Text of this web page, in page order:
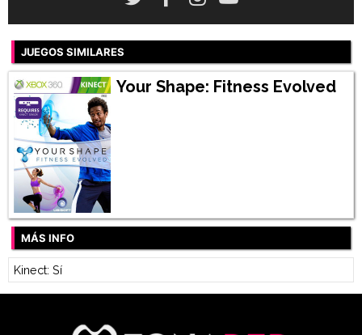
JUEGOS SIMILARES
Your Shape: Fitness Evolved
MÁS INFO
Kinect: Sí